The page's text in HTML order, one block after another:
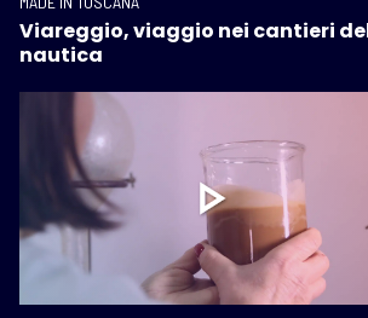
Viareggio, viaggio nei cantieri
nautica